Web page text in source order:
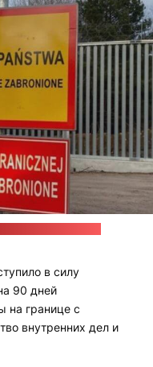
в силу
90 дней
на границе с
внутренних дел и